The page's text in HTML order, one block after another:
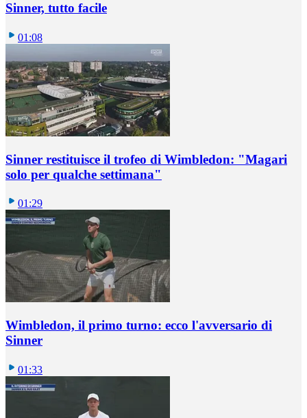
Sinner, tutto facile
01:08
Sinner restituisce il trofeo di Wimbledon: "Magari
solo per qualche settimana"
01:29
Wimbledon, il primo turno: ecco l'avversario di
Sinner
01:33